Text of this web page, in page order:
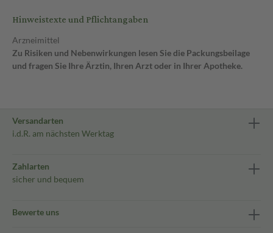
Hinweistexte und Pflichtangaben
Arzneimittel
Zu Risiken und Nebenwirkungen lesen Sie die Packungsbeilage
und fragen Sie Ihre Ärztin, Ihren Arzt oder in Ihrer Apotheke.
Versandarten
i.d.R. am nächsten Werktag
Zahlarten
sicher und bequem
Bewerte uns